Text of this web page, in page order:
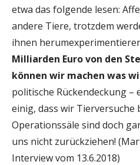
etwa das folgende lesen:
andere Tiere, trotzdem
ihnen
Milliarden Euro von den
können wir machen was
politische Rückendeckung –
einig, dass wir Tierversuche
Operationssäle sind doch
uns nicht zurückziehen!
Interview vom 13.6.2018)